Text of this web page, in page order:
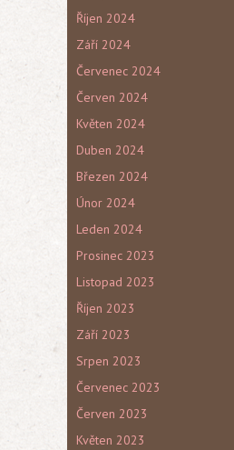
Říjen 2024
Září 2024
Červenec 2024
Červen 2024
Květen 2024
Duben 2024
Březen 2024
Únor 2024
Leden 2024
Prosinec 2023
Listopad 2023
Říjen 2023
Září 2023
Srpen 2023
Červenec 2023
Červen 2023
Květen 2023